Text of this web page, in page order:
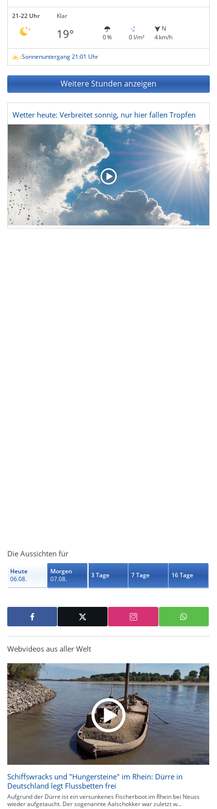
21-22 Uhr Klar
19° 0 % 0 l/m²
N
4 km/h
Sonnenuntergang 21:01 Uhr
Weitere Stunden anzeigen
Wetter heute: Verbreitet sonnig, nur hier fallen Tropfen
Die Aussichten für
Heute
06.08.
Morgen
07.08.
3 Tage 7 Tage 16 Tage
Webvideos aus aller Welt
Schiffswracks und "Hungersteine" im Rhein: Dürre in
Deutschland legt Flussbetten frei
Aufgrund der Dürre ist ein versunkenes Fischerboot im Rhein bei Neuss
wieder aufgetaucht. Der sogenannte Aalschokker war zuletzt w...